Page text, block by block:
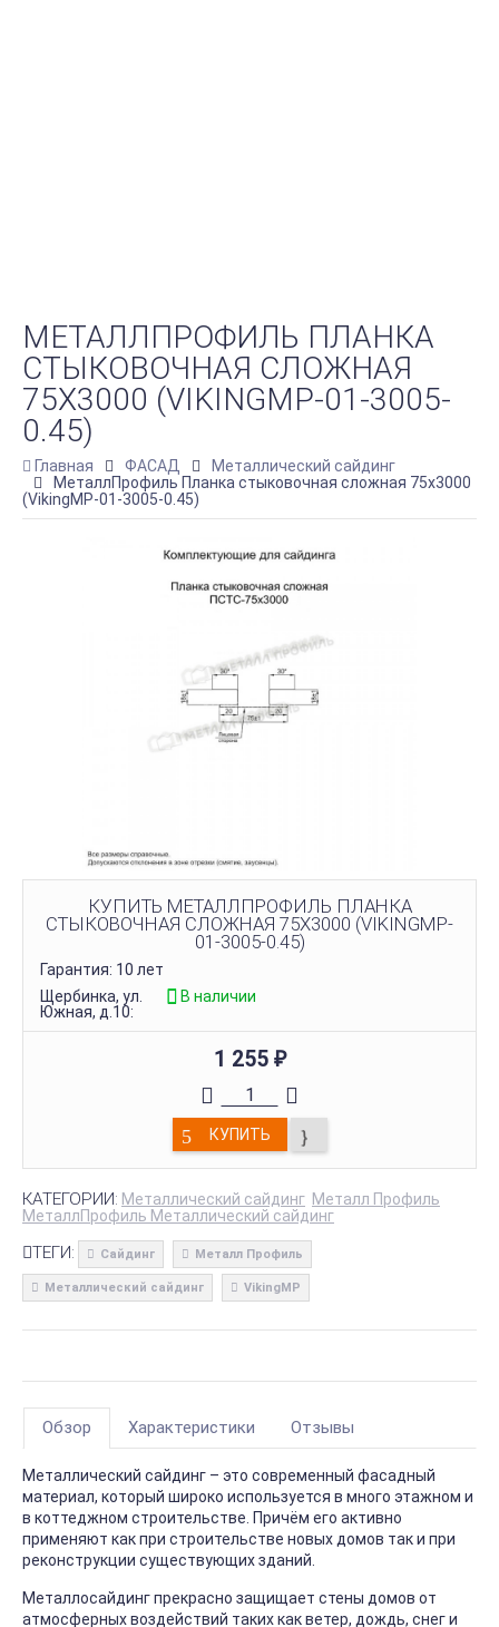
МЕТАЛЛПРОФИЛЬ ПЛАНКА
СТЫКОВОЧНАЯ СЛОЖНАЯ
75Х3000 (VIKINGMP-01-3005-
0.45)
Главная ФАСАД
Металлический сайдинг
МеталлПрофиль Планка стыковочная сложная 75х3000
(VikingMP-01-3005-0.45)
КУПИТЬ МЕТАЛЛПРОФИЛЬ ПЛАНКА
СТЫКОВОЧНАЯ СЛОЖНАЯ 75Х3000 (VIKINGMP-
01-3005-0.45)
Гарантия: 10 лет
Щербинка, ул.
Южная, д.10:
В наличии
1 255 ₽
КУПИТЬ
КАТЕГОРИИ: Металлический сайдинг Металл Профиль
МеталлПрофиль Металлический сайдинг
ТЕГИ: Сайдинг Металл Профиль
Металлический сайдинг VikingMP
Обзор Характеристики Отзывы
Металлический сайдинг – это современный фасадный
материал, который широко используется в много этажном и
в коттеджном строительстве. Причём его активно
применяют как при строительстве новых домов так и при
реконструкции существующих зданий.
Металлосайдинг прекрасно защищает стены домов от
атмосферных воздействий таких как ветер, дождь, снег и